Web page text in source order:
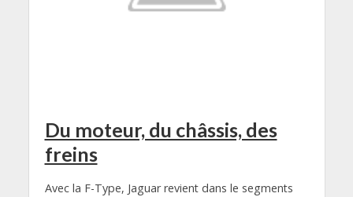
Du moteur, du châssis, des
freins
Avec la F-Type, Jaguar revient dans le segments